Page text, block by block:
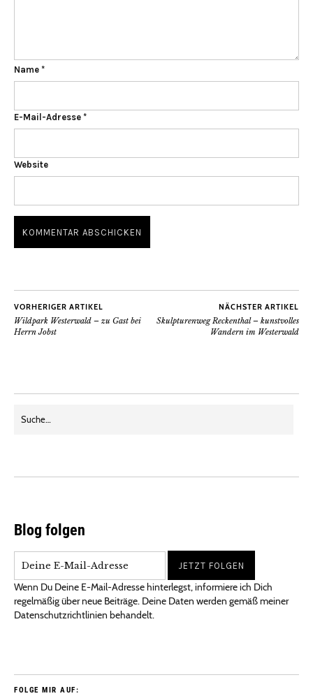
Name *
E-Mail-Adresse *
Website
VORHERIGER ARTIKEL
Wildpark Westerwald – zu Gast bei
Herrn Jobst
NÄCHSTER ARTIKEL
Skulpturenweg Reckenthal – kunstvolles
Wandern im Westerwald
Blog folgen
Wenn Du Deine E-Mail-Adresse hinterlegst, informiere ich Dich
regelmäßig über neue Beiträge. Deine Daten werden gemäß meiner
Datenschutzrichtlinien behandelt.
FOLGE MIR AUF: